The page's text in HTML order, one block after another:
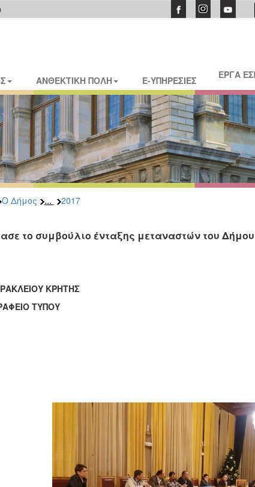
ΑΝΘΕΚΤΙΚΗ ΠΟΛΗ E-ΥΠΗΡΕΣΙΕΣ ΕΡΓΑ
Ο Δήμος ... 2017
το συμβούλιο ένταξης μεταναστών του
ΚΡΗΤΗΣ
ΤΥΠΟΥ